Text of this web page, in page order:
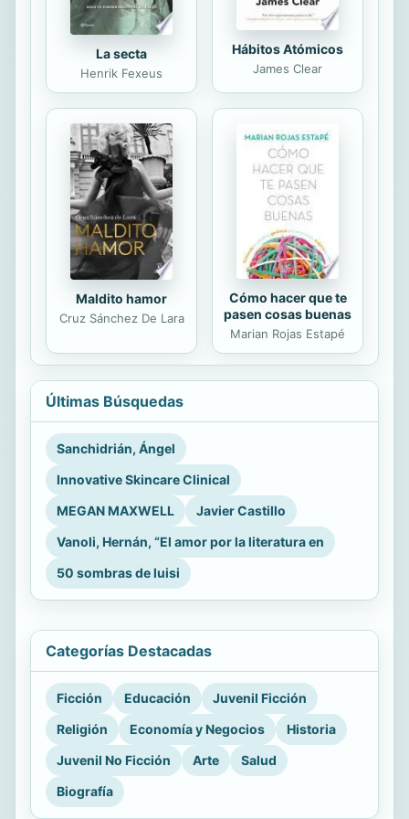
La secta
Henrik Fexeus
Hábitos Atómicos
James Clear
Maldito hamor
Cruz Sánchez De Lara
Cómo hacer que te
pasen cosas buenas
Marian Rojas Estapé
Últimas Búsquedas
Sanchidrián, Ángel
Innovative Skincare Clinical
MEGAN MAXWELL
Javier Castillo
Vanoli, Hernán, “El amor por la literatura en
50 sombras de luisi
Categorías Destacadas
Ficción Educación
Juvenil Ficción
Religión
Economía y Negocios
Historia
Juvenil No Ficción
Arte
Salud
Biografía